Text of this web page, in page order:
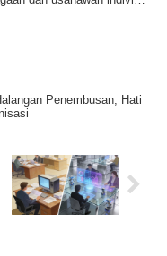
Penembusan, Hati